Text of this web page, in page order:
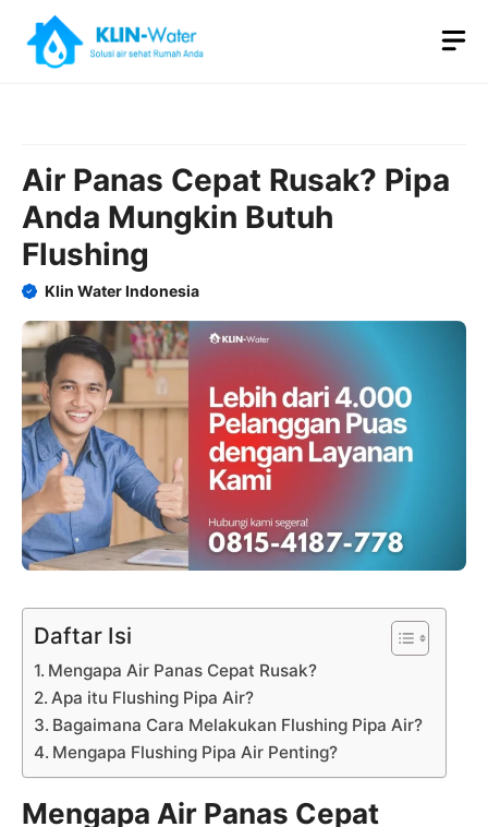
content
Air Panas Cepat Rusak? Pipa
Anda Mungkin Butuh
Flushing
Klin Water Indonesia
Daftar Isi
Mengapa Air Panas Cepat Rusak?
Apa itu Flushing Pipa Air?
Bagaimana Cara Melakukan Flushing Pipa Air?
Mengapa Flushing Pipa Air Penting?
Mengapa Air Panas Cepat